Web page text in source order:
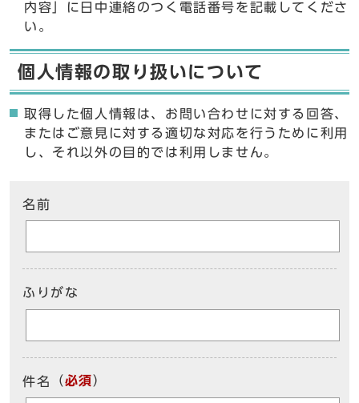
内容」に日中連絡のつく電話番号を記載してくださ
い。
個人情報の取り扱いについて
取得した個人情報は、お問い合わせに対する回答、
またはご意見に対する適切な対応を行うために利用
し、それ以外の目的では利用しません。
名前
ふりがな
件名 （必須）